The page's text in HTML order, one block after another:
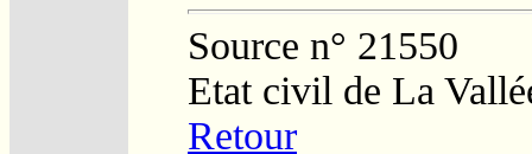
Source n° 21550
Etat civil de La
Retour